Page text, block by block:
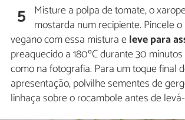
5 Misture a polpa de tomate, o
mostarda num recipiente. Pincele
vegano com essa mistura eleve para
preaquecido a 180ºC durante 30
como na fotografia. Para um toque final
apresentação, polvilhe sementes de
linhaça sobre o rocambole antes de